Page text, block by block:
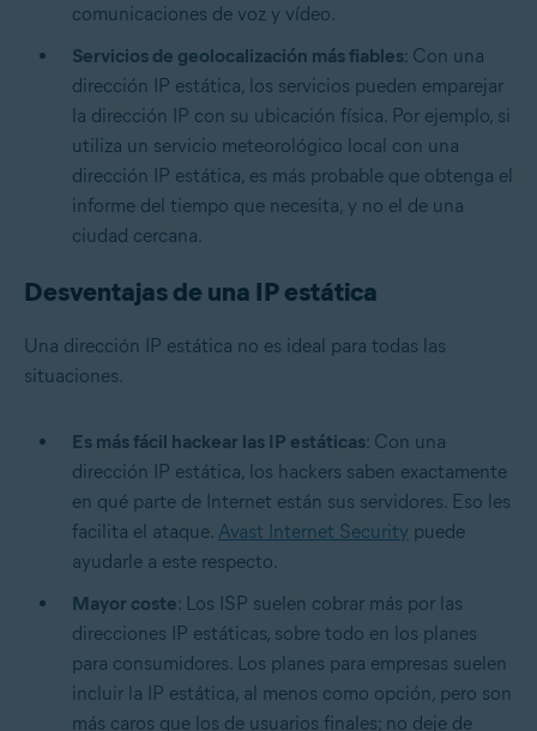
comunicaciones de voz y vídeo.
Servicios de geolocalización más fiables: Con una
dirección IP estática, los servicios pueden emparejar
la dirección IP con su ubicación física. Por ejemplo, si
utiliza un servicio meteorológico local con una
dirección IP estática, es más probable que obtenga el
informe del tiempo que necesita, y no el de una
ciudad cercana.
Desventajas de una IP estática
Una dirección IP estática no es ideal para todas las
situaciones.
Es más fácil hackear las IP estáticas: Con una
dirección IP estática, los hackers saben exactamente
en qué parte de Internet están sus servidores. Eso les
facilita el ataque. Avast Internet Security puede
ayudarle a este respecto.
Mayor coste: Los ISP suelen cobrar más por las
direcciones IP estáticas, sobre todo en los planes
para consumidores. Los planes para empresas suelen
incluir la IP estática, al menos como opción, pero son
más caros que los de usuarios finales; no deje de